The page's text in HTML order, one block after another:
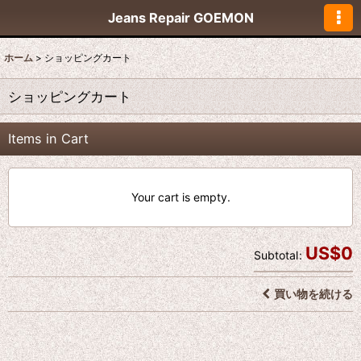
Jeans Repair GOEMON
ホーム > ショッピングカート
ショッピングカート
Items in Cart
Your cart is empty.
Subtotal: US$0
買い物を続ける